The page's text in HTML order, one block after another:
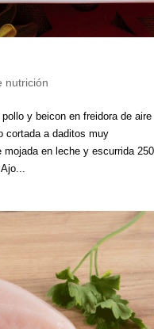
nutrición
y beicon en freidora de aire
cortada a daditos muy
mojada en leche y escurrida 250